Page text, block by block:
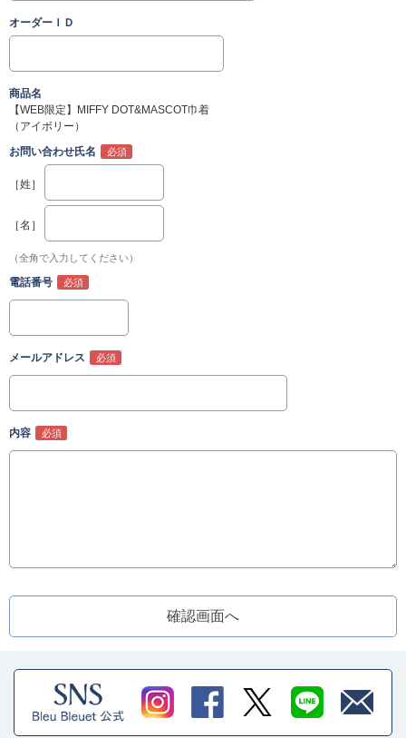
オーダーＩＤ
商品名
【WEB限定】MIFFY DOT&MASCOT巾着
（アイボリー）
お問い合わせ氏名
［姓］
［名］
（全角で入力してください）
電話番号
メールアドレス
内容